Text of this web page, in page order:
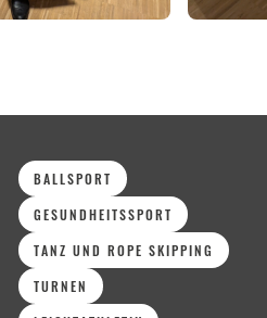
BALLSPORT
GESUNDHEITSSPORT
TANZ UND ROPE SKIPPING
TURNEN